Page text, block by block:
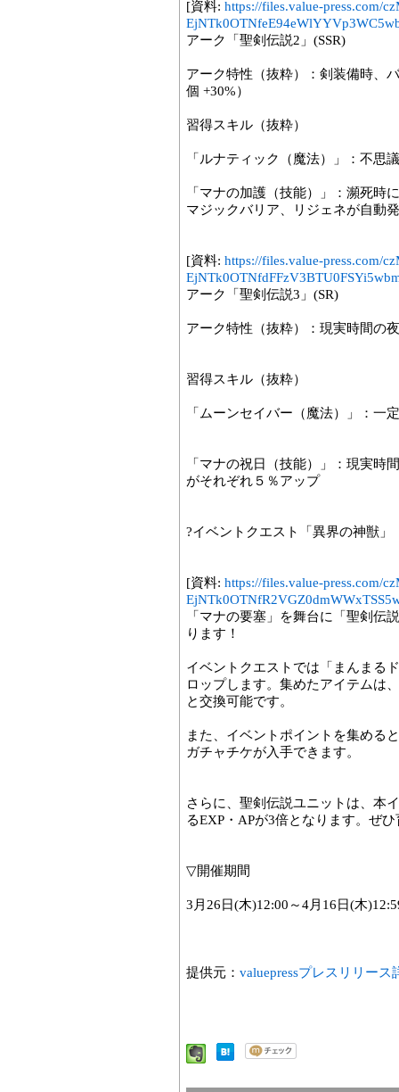
[資料: https://files.value-press.com/
アーク「聖剣伝説2」(SSR)
アーク特性（抜粋）：剣装備時、
個 +30%）
習得スキル（抜粋）
「ルナティック（魔法）」：不思
「マナの加護（技能）」：瀕死時
マジックバリア、リジェネが自動
[資料: https://files.value-press.com/
アーク「聖剣伝説3」(SR)
アーク特性（抜粋）：現実時間の
習得スキル（抜粋）
「ムーンセイバー（魔法）」：一
「マナの祝日（技能）」：現実時
がそれぞれ５％アップ
?イベントクエスト「異界の神獣」
[資料: https://files.value-press.com/
「マナの要塞」を舞台に「聖剣伝
ります！
イベントクエストでは「まんまる
ロップします。集めたアイテムは
と交換可能です。
また、イベントポイントを集める
ガチャチケが入手できます。
さらに、聖剣伝説ユニットは、本
るEXP・APが3倍となります。ぜ
▽開催期間
3月26日(木)12:00～4月16日(木
提供元： valuepressプレスリリース